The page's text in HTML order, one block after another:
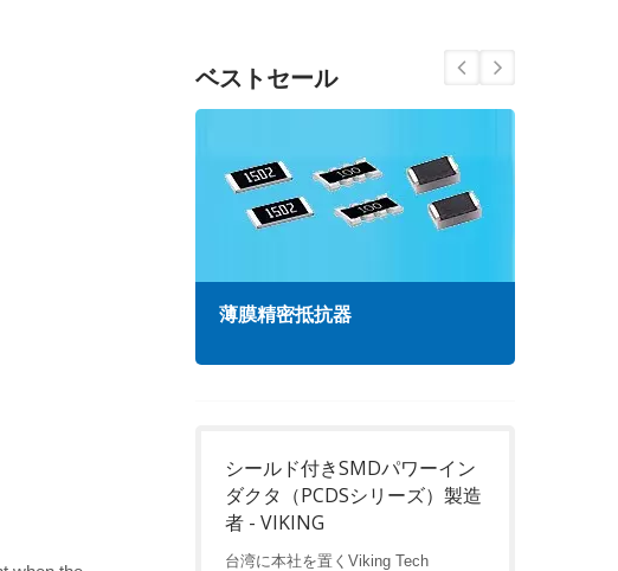
ベストセール
薄膜精密抵抗器
シールド付きSMDパワーイン
ダクタ（PCDSシリーズ）製造
者 - VIKING
台湾に本社を置くViking Tech